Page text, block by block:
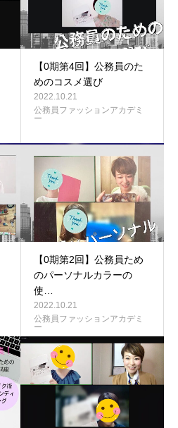
【0期第4回】公務員のた
めのコスメ選び
2022.10.21
公務員ファッションアカデミ
ー
【0期第2回】公務員ため
のパーソナルカラーの
使…
2022.10.21
公務員ファッションアカデミ
ー